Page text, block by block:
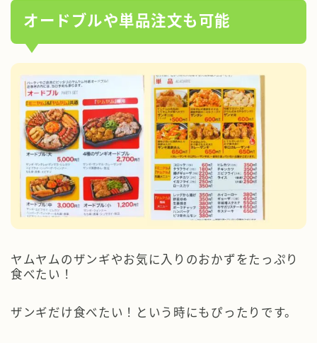
オードブルや単品注文も可能
ヤムヤムのザンギやお気に入りのおかずをたっぷり
食べたい！
ザンギだけ食べたい！という時にもぴったりです。